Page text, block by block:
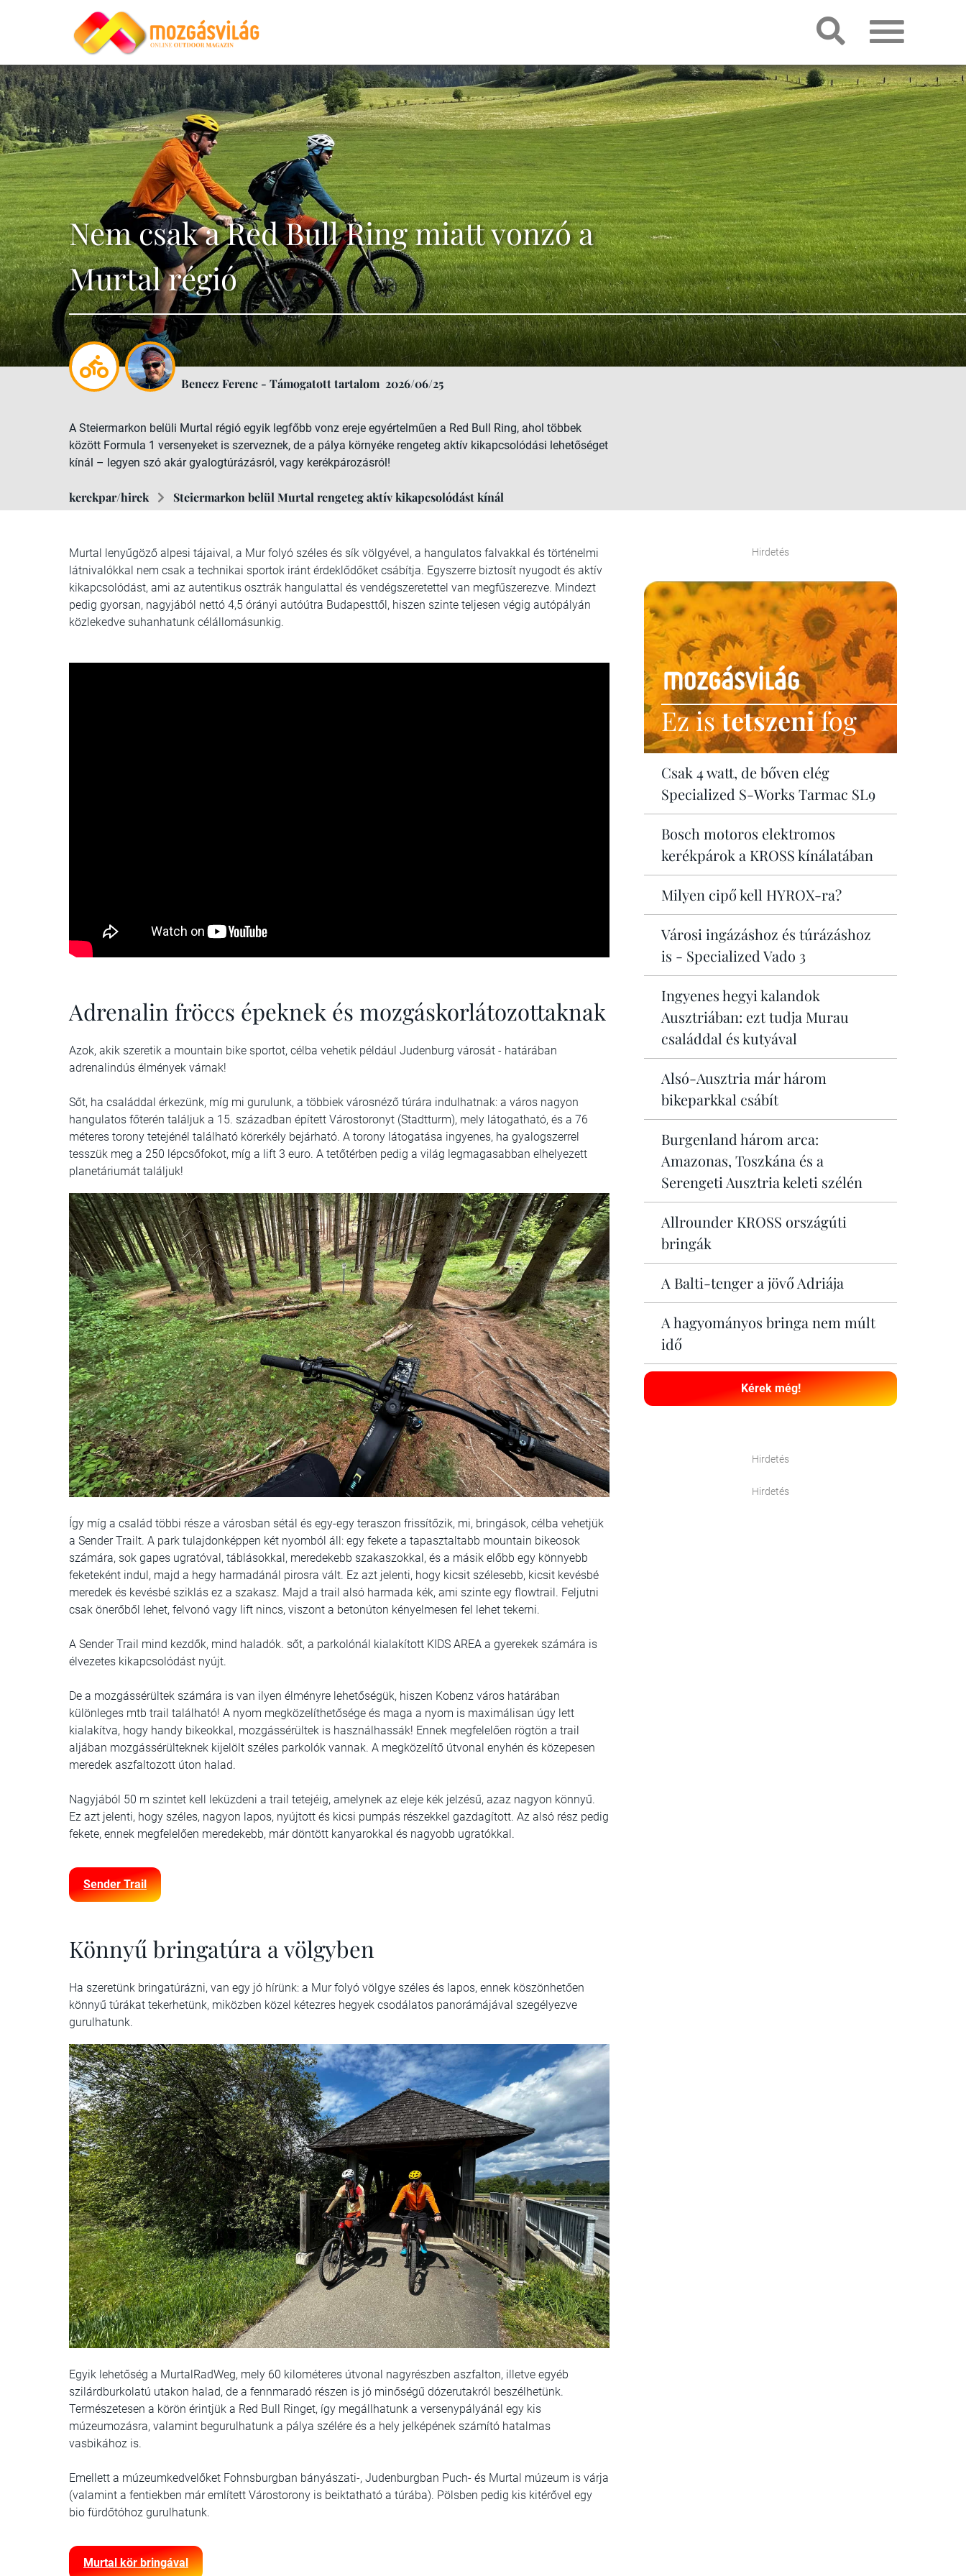
Nem csak a Red Bull Ring miatt vonzó a
Murtal régió
Benecz Ferenc - Támogatott tartalom 2026/06/25
A Steiermarkon belüli Murtal régió egyik legfőbb vonz ereje egyértelműen a Red Bull Ring, ahol többek
között Formula 1 versenyeket is szerveznek, de a pálya környéke rengeteg aktív kikapcsolódási lehetőséget
kínál – legyen szó akár gyalogtúrázásról, vagy kerékpározásról!
kerekpar/hirek Steiermarkon belül Murtal rengeteg aktív kikapcsolódást kínál
Murtal lenyűgöző alpesi tájaival, a Mur folyó széles és sík völgyével, a hangulatos falvakkal és történelmi
látnivalókkal nem csak a technikai sportok iránt érdeklődőket csábítja. Egyszerre biztosít nyugodt és aktív
kikapcsolódást, ami az autentikus osztrák hangulattal és vendégszeretettel van megfűszerezve. Mindezt
pedig gyorsan, nagyjából nettó 4,5 órányi autóútra Budapesttől, hiszen szinte teljesen végig autópályán
közlekedve suhanhatunk célállomásunkig.
Adrenalin fröccs épeknek és mozgáskorlátozottaknak
Azok, akik szeretik a mountain bike sportot, célba vehetik például Judenburg városát - határában
adrenalindús élmények várnak!
Sőt, ha családdal érkezünk, míg mi gurulunk, a többiek városnéző túrára indulhatnak: a város nagyon
hangulatos főterén találjuk a 15. században épített Várostoronyt (Stadtturm), mely látogatható, és a 76
méteres torony tetejénél található körerkély bejárható. A torony látogatása ingyenes, ha gyalogszerrel
tesszük meg a 250 lépcsőfokot, míg a lift 3 euro. A tetőtérben pedig a világ legmagasabban elhelyezett
planetáriumát találjuk!
Így míg a család többi része a városban sétál és egy-egy teraszon frissítőzik, mi, bringások, célba vehetjük
a Sender Trailt. A park tulajdonképpen két nyomból áll: egy fekete a tapasztaltabb mountain bikeosok
számára, sok gapes ugratóval, táblásokkal, meredekebb szakaszokkal, és a másik előbb egy könnyebb
feketeként indul, majd a hegy harmadánál pirosra vált. Ez azt jelenti, hogy kicsit szélesebb, kicsit kevésbé
meredek és kevésbé sziklás ez a szakasz. Majd a trail alsó harmada kék, ami szinte egy flowtrail. Feljutni
csak önerőből lehet, felvonó vagy lift nincs, viszont a betonúton kényelmesen fel lehet tekerni.
A Sender Trail mind kezdők, mind haladók. sőt, a parkolónál kialakított KIDS AREA a gyerekek számára is
élvezetes kikapcsolódást nyújt.
De a mozgássérültek számára is van ilyen élményre lehetőségük, hiszen Kobenz város határában
különleges mtb trail található! A nyom megközelíthetősége és maga a nyom is maximálisan úgy lett
kialakítva, hogy handy bikeokkal, mozgássérültek is használhassák! Ennek megfelelően rögtön a trail
aljában mozgássérülteknek kijelölt széles parkolók vannak. A megközelítő útvonal enyhén és közepesen
meredek aszfaltozott úton halad.
Nagyjából 50 m szintet kell leküzdeni a trail tetejéig, amelynek az eleje kék jelzésű, azaz nagyon könnyű.
Ez azt jelenti, hogy széles, nagyon lapos, nyújtott és kicsi pumpás részekkel gazdagított. Az alsó rész pedig
fekete, ennek megfelelően meredekebb, már döntött kanyarokkal és nagyobb ugratókkal.
Sender Trail
Könnyű bringatúra a völgyben
Ha szeretünk bringatúrázni, van egy jó hírünk: a Mur folyó völgye széles és lapos, ennek köszönhetően
könnyű túrákat tekerhetünk, miközben közel kétezres hegyek csodálatos panorámájával szegélyezve
gurulhatunk.
Egyik lehetőség a MurtalRadWeg, mely 60 kilométeres útvonal nagyrészben aszfalton, illetve egyéb
szilárdburkolatú utakon halad, de a fennmaradó részen is jó minőségű dózerutakról beszélhetünk.
Természetesen a körön érintjük a Red Bull Ringet, így megállhatunk a versenypályánál egy kis
múzeumozásra, valamint begurulhatunk a pálya szélére és a hely jelképének számító hatalmas
vasbikához is.
Emellett a múzeumkedvelőket Fohnsburgban bányászati-, Judenburgban Puch- és Murtal múzeum is várja
(valamint a fentiekben már említett Várostorony is beiktatható a túrába). Pölsben pedig kis kitérővel egy
bio fürdőtóhoz gurulhatunk.
Murtal kör bringával
Hirdetés
Ez istetszenifog
Csak 4 watt, de bőven elég
Specialized S-Works Tarmac SL9
Bosch motoros elektromos
kerékpárok a KROSS kínálatában
Milyen cipő kell HYROX-ra?
Városi ingázáshoz és túrázáshoz
is - Specialized Vado 3
Ingyenes hegyi kalandok
Ausztriában: ezt tudja Murau
családdal és kutyával
Alsó-Ausztria már három
bikeparkkal csábít
Burgenland három arca:
Amazonas, Toszkána és a
Serengeti Ausztria keleti szélén
Allrounder KROSS országúti
bringák
A Balti-tenger a jövő Adriája
A hagyományos bringa nem múlt
idő
Kérek még!
Hirdetés
Hirdetés